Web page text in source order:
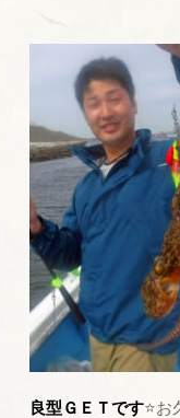
良型ＧＥＴです⭐お